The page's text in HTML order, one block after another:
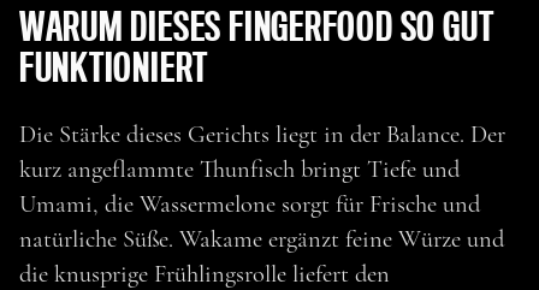
zurück
TUNA TATAKI MIT
WASSERMELONE &
WAKAME
WARUM DIESES FINGERFOOD SO GUT
FUNKTIONIERT
Die Stärke dieses Gerichts liegt in der Balance. Der
kurz angeflammte Thunfisch bringt Tiefe und
Umami, die Wassermelone sorgt für Frische und
natürliche Süße. Wakame ergänzt feine Würze und
die knusprige Frühlingsrolle liefert den